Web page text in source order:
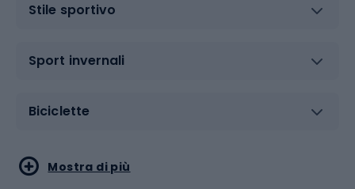
Stile sportivo
Sport invernali
Biciclette
Sport acquatici
Sport di arti marziali
Mostra di più